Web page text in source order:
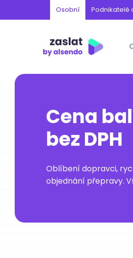
Osobní Podnikatelé
Cena
bez DPH
Oblíbení dopravci,
objednání přepravy.